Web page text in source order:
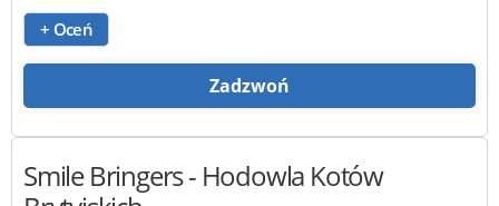
+ Oceń
Zadzwoń
Smile Bringers- Hodowla Kotów